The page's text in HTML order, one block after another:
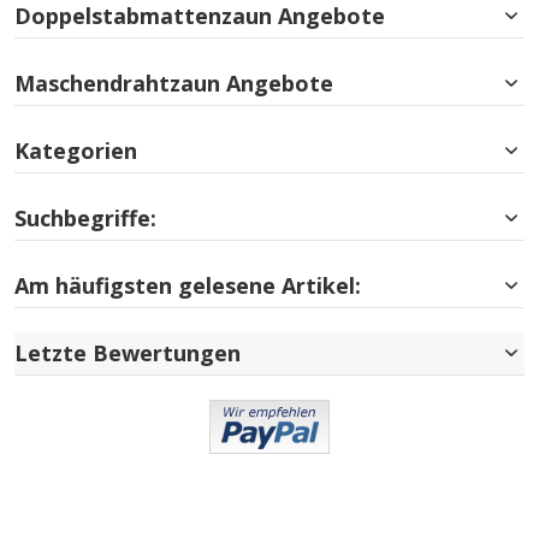
Doppelstabmattenzaun Angebote
Maschendrahtzaun Angebote
Kategorien
Suchbegriffe:
Am häufigsten gelesene Artikel:
Letzte Bewertungen